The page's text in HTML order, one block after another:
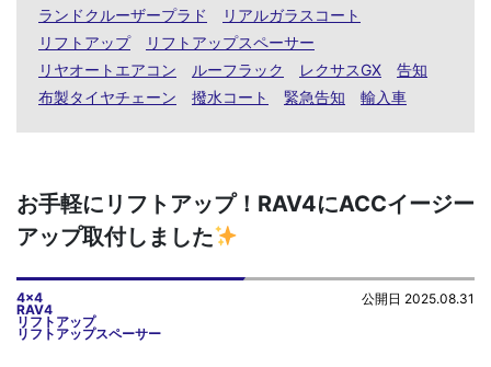
ランドクルーザープラド
リアルガラスコート
リフトアップ
リフトアップスペーサー
リヤオートエアコン
ルーフラック レクサスGX
告知
布製タイヤチェーン
撥水コート 緊急告知 輸入車
お手軽にリフトアップ！RAV4にACCイージー
アップ取付しました
4x4
RAV4
リフトアップ
リフトアップスペーサー
公開日 2025.08.31